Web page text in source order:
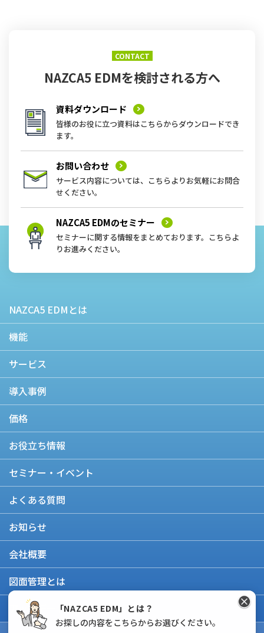
CONTACT
NAZCA5 EDMを検討される方へ
資料ダウンロード
皆様のお役に立つ資料はこちらからダウンロードでき
ます。
お問い合わせ
サービス内容については、こちらよりお気軽にお問合
せください。
NAZCA5 EDMのセミナー
セミナーに関する情報をまとめております。こちらよ
りお進みください。
NAZCA5 EDMとは
機能
サービス
導入事例
価格
お役立ち情報
セミナー・イベント
よくある質問
お知らせ
会社概要
図面管理とは
アップデート情報「NAZCA5 EDM」とは？
お探しの内容をこちらからお選びください。